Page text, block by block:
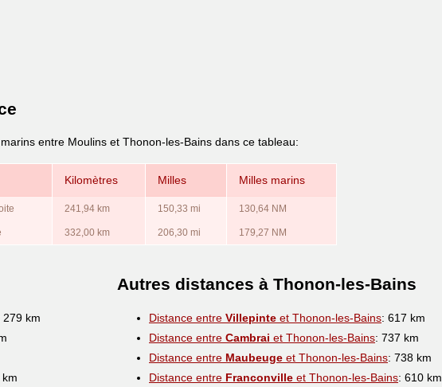
entre Moulins et Thonon-les-Bains dans ce tableau:
Kilomètres Milles Milles marins
241,94 km 150,33 mi 130,64 NM
332,00 km 206,30 mi 179,27 NM
279 km
Autres distances à Thonon-les-Bains
Distance entre Villepinte et Thonon-les-Bains: 617 km
Distance entre Cambrai et Thonon-les-Bains: 737 km
Distance entre Maubeuge et Thonon-les-Bains: 738 km
Distance entre Franconville et Thonon-les-Bains: 610 km